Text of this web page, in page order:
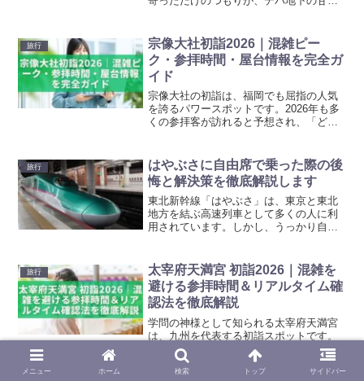
経験、ありますよね。せっかく選ぶなら
「ここでしか買えない特別...
旅行
宗像大社初詣2026｜混雑ピー
ク・参拝時間・屋台情報を完全ガ
イド
宗像大社の初詣は、福岡でも屈指の人気
を誇るパワースポットです。2026年も多
くの参拝客が訪れると予想され、「どの
気になる方も多いですよね。この記事で
は、宗像大社初詣20...
旅行
はやぶさに自由席で乗った際の後
悔と解決策を徹底解説します
東北新幹線「はやぶさ」は、東京と東北
地方を結ぶ高速列車として多くの人に利
用されています。しかし、うっかり自由
定席であり、自由席の設定がないため、
間違えて乗車してしまうと...
旅行
太宰府天満宮 初詣2026｜混雑を
避ける参拝時間＆リアルタイム確
認法を徹底解説
学問の神様として知られる太宰府天満宮
は、九州を代表する初詣スポットです。
2026年も例年同様、正月三が日を中心に
全国から多くの参拝客が訪れ、特に受験
生や家族連れで賑わうことが予想されま
メニュー ホーム 検索 トップ サイドバー